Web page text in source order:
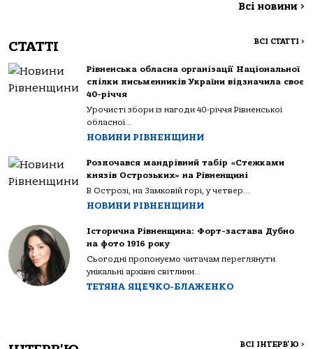
Всі новини >
СТАТТІ ВСІ СТАТТІ >
Рівненська обласна організації Національної
спілки письменників України відзначила своє
40-річчя
Урочисті збори із нагоди 40-річчя Рівненської
обласної...
НОВИНИ РІВНЕНЩИНИ
Розпочався мандрівний табір «Стежками
князів Острозьких» на Рівненщині
В Острозі, на Замковій горі, у четвер...
НОВИНИ РІВНЕНЩИНИ
Історична Рівненщина: Форт-застава Дубно
на фото 1916 року
Сьогодні пропонуємо читачам переглянути
унікальні архівні світлини...
ТЕТЯНА ЯЦЕЧКО-БЛАЖЕНКО
ВСІ ІНТЕРВ'Ю >